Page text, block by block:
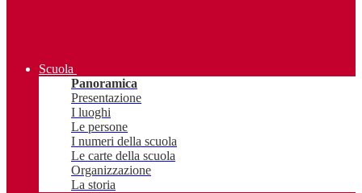
Scuola
Panoramica
Presentazione
I luoghi
Le persone
I numeri della scuola
Le carte della scuola
Organizzazione
La storia